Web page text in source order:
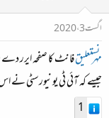
اگست 3، 2020
مہرنستعلیقفانٹ کا صفحہ ایرر
جیسے کہ آئی ٹی یونیورسٹی
1